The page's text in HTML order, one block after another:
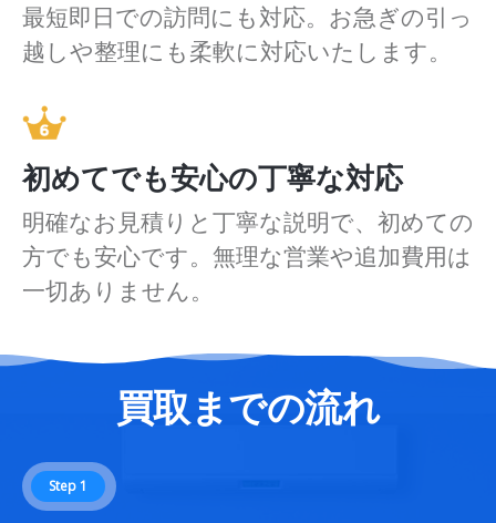
最短即日での訪問にも対応。お急ぎの引っ
越しや整理にも柔軟に対応いたします。
初めてでも安心の丁寧な対応
明確なお見積りと丁寧な説明で、初めての
方でも安心です。無理な営業や追加費用は
一切ありません。
買取までの流れ
Step 1